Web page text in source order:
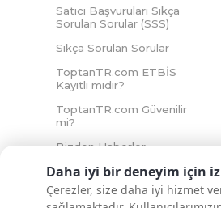
Daha iyi bir deneyim için
Çerezler, size daha iyi hizmet
Satıcı Başvuruları Sıkça
Sorulan Sorular (SSS)
Sıkça Sorulan Sorular
ToptanTR.com ETBİS
Kayıtlı mıdır?
ToptanTR.com Güvenilir
mi?
Bizden Haberler